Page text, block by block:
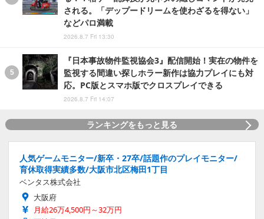
される。「デップードリームを使わざるを得ない」
などパロ満載
2026.8.7 Fri 13:30
『日本事故物件監視協会3』配信開始！実在の物件を
監視する間違い探しホラー新作は協力プレイにも対
応。PC版とスマホ版でクロスプレイできる
2026.8.7 Fri 14:07
ランキングをもっと見る
人気ゲームモニター/新卒・27卒/話題作のプレイモニター/
育休取得実績多数/大阪市北区梅田1丁目
ベンタス株式会社
大阪府
月給26万4,500円～32万円